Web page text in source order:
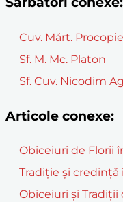
Cuv. Mărt.
Sf. M. Mc. Platon
Sf. Cuv. Nicodim
Articole conexe:
Obiceiuri de Florii
Tradiție și credință
Obiceiuri și Tradiții